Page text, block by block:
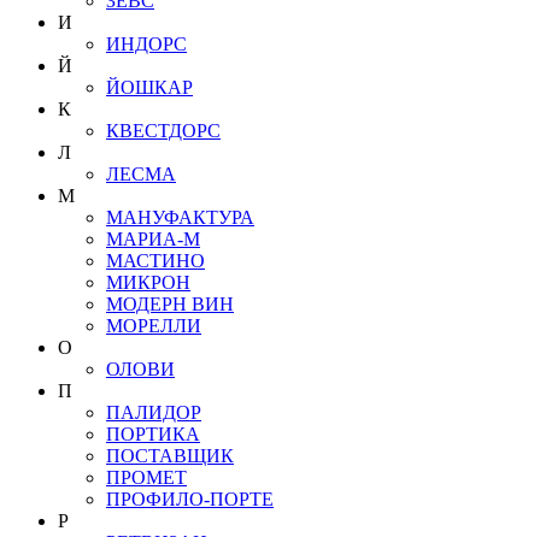
И
ИНДОРС
Й
ЙОШКАР
К
КВЕСТДОРС
Л
ЛЕСМА
М
МАНУФАКТУРА
МАРИА-М
МАСТИНО
МИКРОН
МОДЕРН ВИН
МОРЕЛЛИ
О
ОЛОВИ
П
ПАЛИДОР
ПОРТИКА
ПОСТАВЩИК
ПРОМЕТ
ПРОФИЛО-ПОРТЕ
Р